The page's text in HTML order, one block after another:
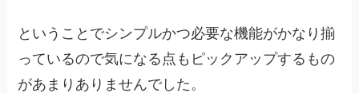
ということでシンプルかつ必要な機能がかなり揃
っているので気になる点もピックアップするもの
があまりありませんでした。